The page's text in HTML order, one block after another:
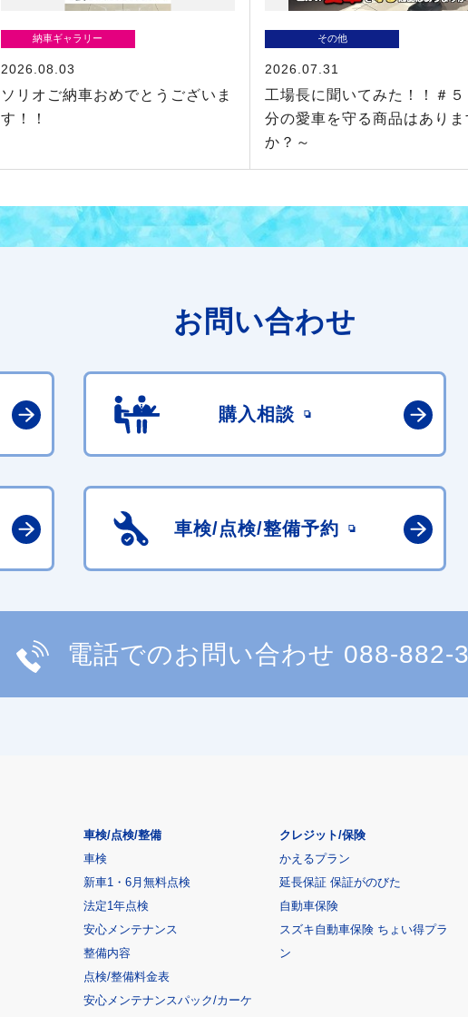
納車ギャラリー
2026.08.03
ソリオご納車おめでとうございま
す！！
その他
2026.07.31
工場長に聞いてみた！！＃
分の愛車を守る商品はあり
か？～
お問い合わせ
購入相談
車検/点検/整備予約
電話でのお問い合わせ 088-882-
車検/点検/整備
車検
新車1・6月無料点検
法定1年点検
安心メンテナンス
整備内容
点検/整備料金表
安心メンテナンスパック/カーケ
クレジット/保険
かえるプラン
延長保証 保証がのびた
自動車保険
スズキ自動車保険 ちょい得プラ
ン